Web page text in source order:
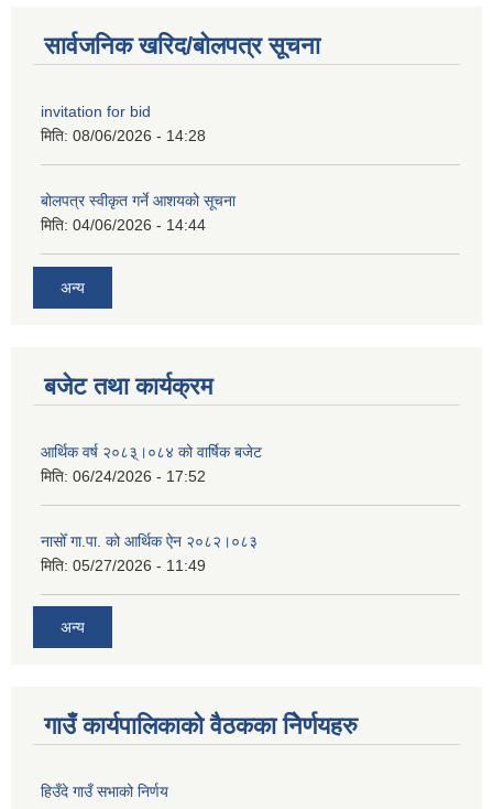
सार्वजनिक खरिद/बोलपत्र सूचना
invitation for bid
मिति: 08/06/2026 - 14:28
बोलपत्र स्वीकृत गर्ने आशयको सूचना
मिति: 04/06/2026 - 14:44
अन्य
बजेट तथा कार्यक्रम
आर्थिक वर्ष २०८३्।०८४ को वार्षिक बजेट
मिति: 06/24/2026 - 17:52
नासोँ गा.पा. को आर्थिक ऐन २०८२।०८३
मिति: 05/27/2026 - 11:49
अन्य
गाउँ कार्यपालिकाको वैठकका निेर्णयहरु
हिउँदे गाउँ सभाको निर्णय